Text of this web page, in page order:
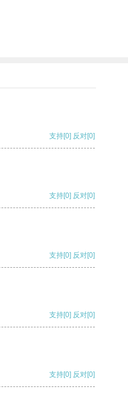
支持[0] 反对[0]
支持[0] 反对[0]
支持[0] 反对[0]
支持[0] 反对[0]
支持[0] 反对[0]